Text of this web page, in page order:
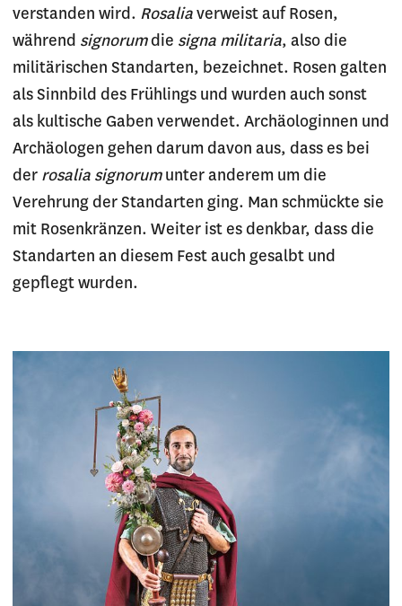
verstanden wird. Rosalia verweist auf Rosen,
während signorumdie signa militaria, also die
militärischen Standarten, bezeichnet. Rosen galten
als Sinnbild des Frühlings und wurden auch sonst
als kultische Gaben verwendet. Archäologinnen und
Archäologen gehen darum davon aus, dass es bei
der rosalia signorumunter anderem um die
Verehrung der Standarten ging. Man schmückte sie
mit Rosenkränzen. Weiter ist es denkbar, dass die
Standarten an diesem Fest auch gesalbt und
gepflegt wurden.